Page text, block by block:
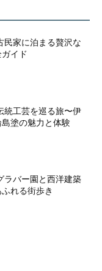
民家に泊まる贅沢な
イド
統工芸を巡る旅〜伊
塗の魅力と体験
ラバー園と西洋建築
れる街歩き